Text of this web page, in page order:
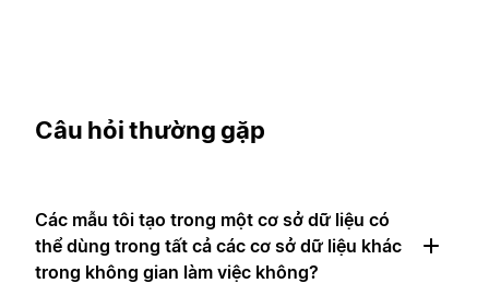
Câu hỏi thường gặp
Các mẫu tôi tạo trong một cơ sở dữ liệu có
thể dùng trong tất cả các cơ sở dữ liệu khác
trong không gian làm việc không?